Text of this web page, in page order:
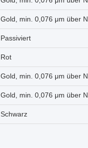
Gold, min. 0,076 μm über
Passiviert
Rot
Gold, min. 0,076 μm über
Gold, min. 0,076 μm über
Schwarz